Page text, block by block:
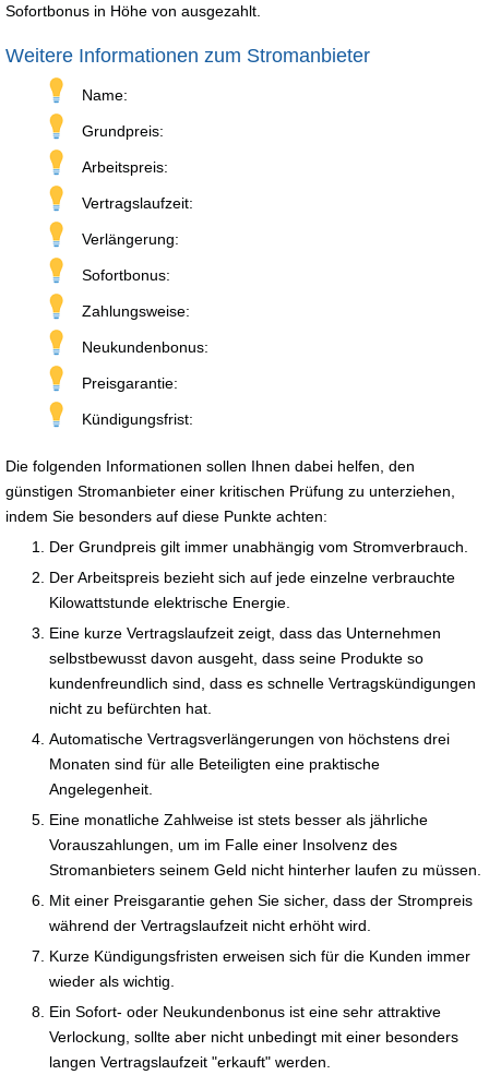
Sofortbonus in Höhe von ausgezahlt.
Weitere Informationen zum Stromanbieter
Name:
Grundpreis:
Arbeitspreis:
Vertragslaufzeit:
Verlängerung:
Sofortbonus:
Zahlungsweise:
Neukundenbonus:
Preisgarantie:
Kündigungsfrist:
Die folgenden Informationen sollen Ihnen dabei helfen, den
günstigen Stromanbieter einer kritischen Prüfung zu unterziehen,
indem Sie besonders auf diese Punkte achten:
Der Grundpreis gilt immer unabhängig vom Stromverbrauch.
Der Arbeitspreis bezieht sich auf jede einzelne verbrauchte
Kilowattstunde elektrische Energie.
Eine kurze Vertragslaufzeit zeigt, dass das Unternehmen
selbstbewusst davon ausgeht, dass seine Produkte so
kundenfreundlich sind, dass es schnelle Vertragskündigungen
nicht zu befürchten hat.
Automatische Vertragsverlängerungen von höchstens drei
Monaten sind für alle Beteiligten eine praktische
Angelegenheit.
Eine monatliche Zahlweise ist stets besser als jährliche
Vorauszahlungen, um im Falle einer Insolvenz des
Stromanbieters seinem Geld nicht hinterher laufen zu müssen.
Mit einer Preisgarantie gehen Sie sicher, dass der Strompreis
während der Vertragslaufzeit nicht erhöht wird.
Kurze Kündigungsfristen erweisen sich für die Kunden immer
wieder als wichtig.
Ein Sofort- oder Neukundenbonus ist eine sehr attraktive
Verlockung, sollte aber nicht unbedingt mit einer besonders
langen Vertragslaufzeit "erkauft" werden.